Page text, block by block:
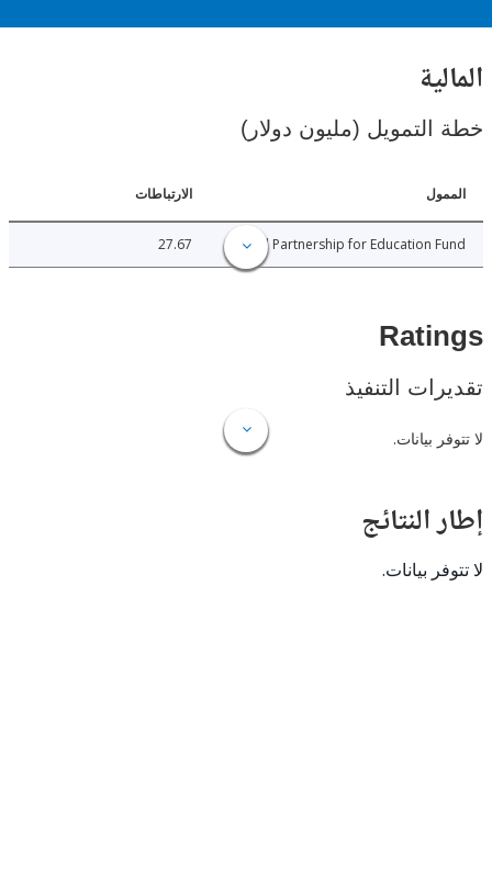
(مليون دولار)
الارتباطات
Global Partnership for Education
27.67
التنفيذ
بيانات.
بيانات.